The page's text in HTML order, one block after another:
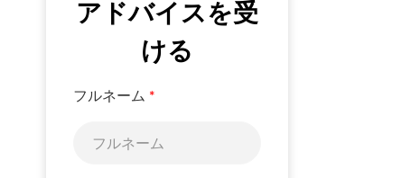
アドバイスを受
ける
フルネーム *